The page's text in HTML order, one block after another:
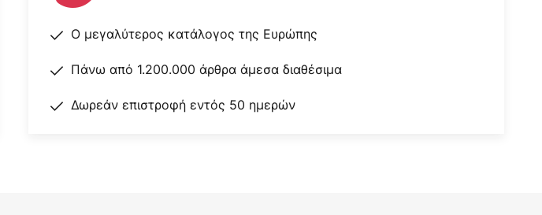
Ο μεγαλύτερος κατάλογος της Ευρώπης
Πάνω από 1.200.000 άρθρα άμεσα διαθέσιμα
Δωρεάν επιστροφή εντός 50 ημερών